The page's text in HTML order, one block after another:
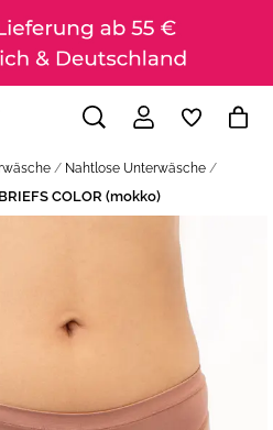
Nahtlose Unterwäsche
COLOR (mokko)